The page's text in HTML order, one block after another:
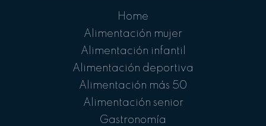
Home
Alimentación mujer
Alimentación infantil
Alimentación deportiva
Alimentación más 50
Alimentación senior
Gastronomía